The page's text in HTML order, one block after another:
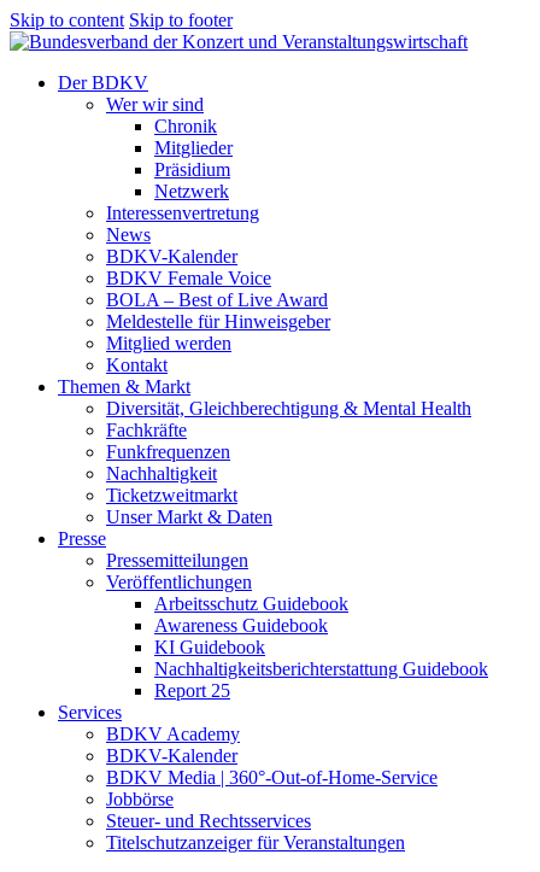
Skip to content Skip to footer
Der BDKV
Wer wir sind
Chronik
Mitglieder
Präsidium
Netzwerk
Interessenvertretung
News
BDKV-Kalender
BDKV Female Voice
BOLA – Best of Live Award
Meldestelle für Hinweisgeber
Mitglied werden
Kontakt
Themen & Markt
Diversität, Gleichberechtigung & Mental Health
Fachkräfte
Funkfrequenzen
Nachhaltigkeit
Ticketzweitmarkt
Unser Markt & Daten
Presse
Pressemitteilungen
Veröffentlichungen
Arbeitsschutz Guidebook
Awareness Guidebook
KI Guidebook
Nachhaltigkeitsberichterstattung Guidebook
Report 25
Services
BDKV Academy
BDKV-Kalender
BDKV Media | 360°-Out-of-Home-Service
Jobbörse
Steuer- und Rechtsservices
Titelschutzanzeiger für Veranstaltungen